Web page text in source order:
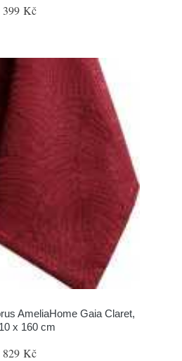
399 Kč
AmeliaHome Gaia Claret,
x 160 cm
829 Kč